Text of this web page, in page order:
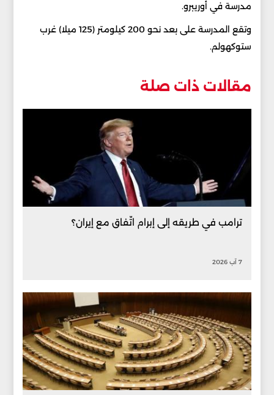
مدرسة في أوريبرو.
وتقع المدرسة على بعد نحو 200 كيلومتر (125 ميلا) غرب
ستوكهولم.
مقالات ذات صلة
ترامب في طريقه إلى إبرام اتّفاق مع إيران؟
7 آب 2026